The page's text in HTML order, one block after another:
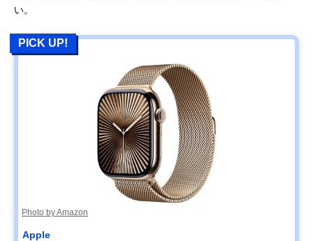
い。
PICK UP!
Photo by Amazon
Apple